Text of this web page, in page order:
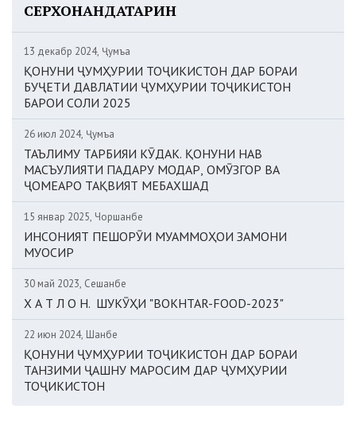
СЕРХОНАНДАТАРИН
13 декабр 2024, Ҷумъа
ҚОНУНИ ҶУМҲУРИИ ТОҶИКИСТОН ДАР БОРАИ
БУҶЕТИ ДАВЛАТИИ ҶУМҲУРИИ ТОҶИКИСТОН
БАРОИ СОЛИ 2025
26 июл 2024, Ҷумъа
ТАЪЛИМУ ТАРБИЯИ КӮДАК. ҚОНУНИ НАВ
МАСЪУЛИЯТИ ПАДАРУ МОДАР, ОМӮЗГОР ВА
ҶОМЕАРО ТАҚВИЯТ МЕБАХШАД
15 январ 2025, Чоршанбе
ИНСОНИЯТ ПЕШОРӮИ МУАММОҲОИ ЗАМОНИ
МУОСИР
30 май 2023, Сешанбе
Х А Т Л О Н. ШУКӮҲИ "BOKHTAR-FOOD-2023"
22 июн 2024, Шанбе
ҚОНУНИ ҶУМҲУРИИ ТОҶИКИСТОН ДАР БОРАИ
ТАНЗИМИ ҶАШНУ МАРОСИМ ДАР ҶУМҲУРИИ
ТОҶИКИСТОН